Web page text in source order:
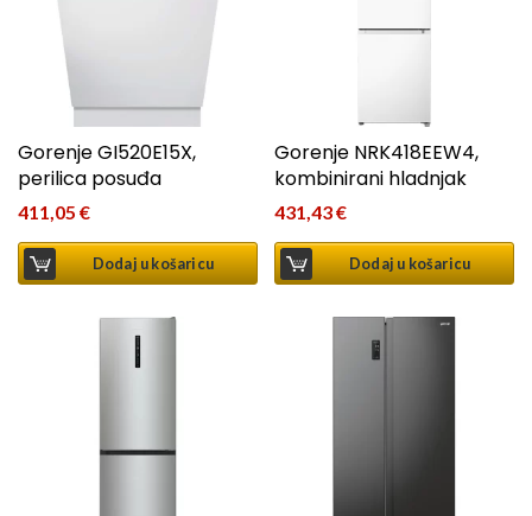
Gorenje GI520E15X,
perilica posuđa
411,05 €
Dodaj u košaricu
Gorenje NRK418EEW4,
kombinirani hladnjak
431,43€
Dodaj u košaricu